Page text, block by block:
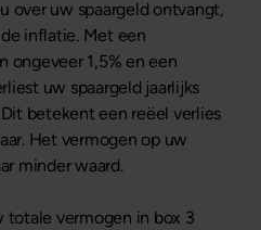
over uw spaargeld ontvangt,
inflatie. Met een
ongeveer 1,5% en een
uw spaargeld jaarlijks
betekent een reëel verlies
Het vermogen op uw
minder waard.
totale vermogen in box 3